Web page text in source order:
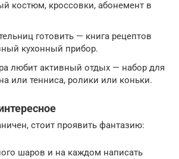
костюм, кроссовки, абонемент в
готовить — книга рецептов
кухонный прибор.
любит активный отдых — набор для
или тенниса, ролики или коньки.
стоит проявить фантазию:
шаров и на каждом написать